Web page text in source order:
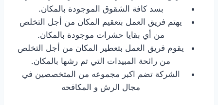
بسد كافة الشقوق الموجودة بالمكان.
يهتم فريق العمل بتعقيم المكان من أجل التخلص
من أي بقايا حشرات موجودة بالمكان.
يقوم فريق العمل بتعطير المكان من أجل التخلص
من رائحة المبيدات التي تم رشها بالمكان.
الشركة تضم اكبر مجموعه من المتخصصين في
مجال الرش و المكافحه